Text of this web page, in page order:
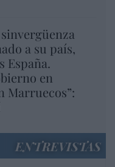
a su país,
España.
en
Marruecos”:
ENTREVISTAS